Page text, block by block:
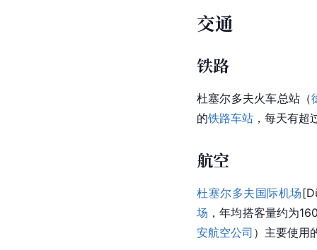
交通
铁路
杜塞尔多夫火车总站（
的铁路车站 ，每天有
航空
杜塞尔多夫国际机场
场 ，年均搭客量约为
安航空公司 ）主要使用